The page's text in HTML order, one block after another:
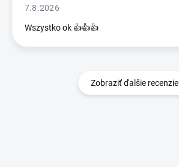
7.8.2026
Wszystko ok 👍👍👍
Zobraziť ďalšie recenzie